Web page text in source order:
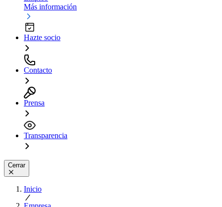
Más información
Hazte socio
Contacto
Prensa
Transparencia
Cerrar
Inicio